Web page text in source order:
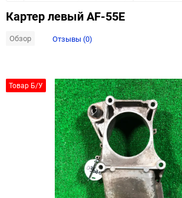
Картер левый AF-55E
Обзор Отзывы (0)
Товар Б/У